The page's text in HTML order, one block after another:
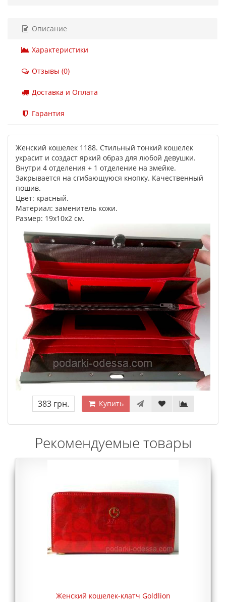
Описание
Характеристики
Отзывы (0)
Доставка и Оплата
Гарантия
Женский кошелек 1188. Стильный тонкий кошелек
украсит и создаст яркий образ для любой девушки.
Внутри 4 отделения + 1 отделение на змейке.
Закрывается на сгибающуюся кнопку. Качественный
пошив.
Цвет: красный.
Материал: заменитель кожи.
Размер: 19х10х2 см.
383 грн. Купить
Рекомендуемые товары
Женский кошелек-клатч Goldlion